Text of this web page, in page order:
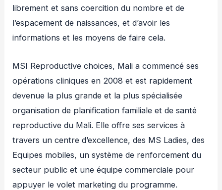
librement et sans coercition du nombre et de
l’espacement de naissances, et d’avoir les
informations et les moyens de faire cela.
MSI Reproductive choices, Mali a commencé ses
opérations cliniques en 2008 et est rapidement
devenue la plus grande et la plus spécialisée
organisation de planification familiale et de santé
reproductive du Mali. Elle offre ses services à
travers un centre d’excellence, des MS Ladies, des
Equipes mobiles, un système de renforcement du
secteur public et une équipe commerciale pour
appuyer le volet marketing du programme.